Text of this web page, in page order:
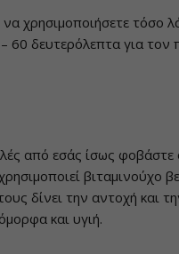
χρησιμοποιήσετε τόσο
– 60 δευτερόλεπτα για
από εσάς ίσως φοβάστε
βιταμινούχο
δίνει την αντοχή και
και υγιή.